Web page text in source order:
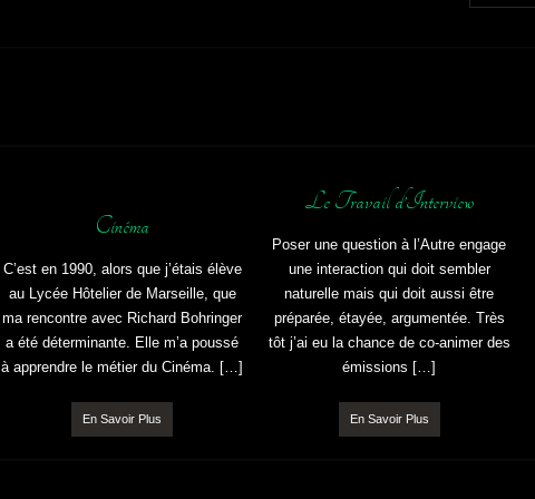
Cinéma
C’est en 1990, alors que j’étais élève
au Lycée Hôtelier de Marseille, que
ma rencontre avec Richard Bohringer
a été déterminante. Elle m’a poussé
à apprendre le métier du Cinéma. […]
En Savoir Plus
Le Travail d’Interview
Poser une question à l’Autre engage
une interaction qui doit sembler
naturelle mais qui doit aussi être
préparée, étayée, argumentée. Très
tôt j’ai eu la chance de co-animer des
émissions […]
En Savoir Plus